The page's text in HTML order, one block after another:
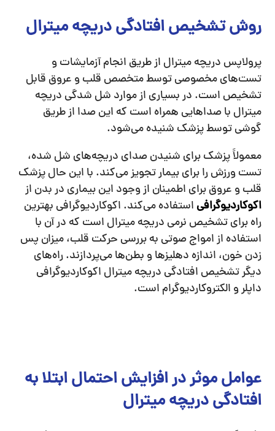
روش تشخیص افتادگی دریچه میترال
پرولاپس دریچه میترال از طریق انجام آزمایشات و
تست‌های مخصوصی توسط متخصص قلب و عروق قابل
تشخیص است. در بسیاری از موارد شل شدگی دریچه
میترال با صداهایی همراه است که این صدا از طریق
گوشی توسط پزشک شنیده می‌شود.
معمولاً پزشک برای شنیدن صدای دریچه‌های شل شده،
تست ورزش را برای بیمار تجویز می‌کند. با این حال پزشک
قلب و عروق برای اطمینان از وجود این بیماری در بدن از
اکوکاردیوگرافی استفاده می‌کند. اکوکاردیوگرافی بهترین
راه برای تشخیص نرمی دریچه میترال است که در آن با
استفاده از امواج صوتی به بررسی حرکت قلب، میزان پس
زدن خون، اندازه دهلیزها و بطن‌ها می‌پردازند. راه‌های
دیگر تشخیص افتادگی دریچه میترال اکوکاردیوگرافی
داپلر و الکتروکاردیوگرام است.
عوامل موثر در افزایش احتمال ابتلا به
افتادگی دریچه میترال